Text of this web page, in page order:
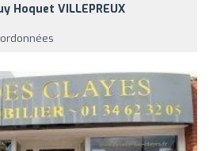
Hoquet VILLEPREUX